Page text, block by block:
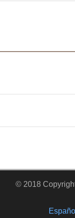
© 2018
Español